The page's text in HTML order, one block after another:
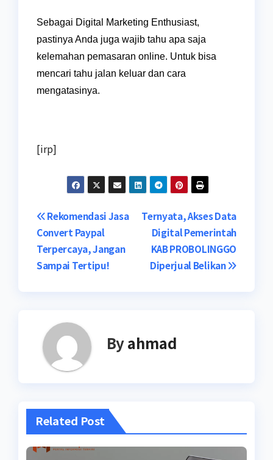
Sebagai Digital Marketing Enthusiast,
pastinya Anda juga wajib tahu apa saja
kelemahan pemasaran online. Untuk bisa
mencari tahu jalan keluar dan cara
mengatasinya.
[irp]
Navigasi
pos
Ternyata, Akses Data
Digital Pemerintah
KAB PROBOLINGGO
Diperjual Belikan
Rekomendasi Jasa
Convert Paypal
Terpercaya, Jangan
Sampai Tertipu!
Byahmad
Related Post